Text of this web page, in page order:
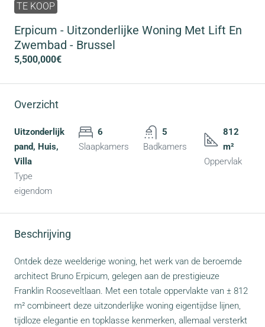
TE KOOP
Erpicum - Uitzonderlijke Woning Met Lift En
Zwembad - Brussel
5,500,000€
Overzicht
Uitzonderlijk
pand, Huis,
Villa
Type
eigendom
6
Slaapkamers
5
Badkamers
812
m²
Oppervlak
Beschrijving
Ontdek deze weelderige woning, het werk van de beroemde
architect Bruno Erpicum, gelegen aan de prestigieuze
Franklin Rooseveltlaan. Met een totale oppervlakte van ± 812
m² combineert deze uitzonderlijke woning eigentijdse lijnen,
tijdloze elegantie en topklasse kenmerken, allemaal versterkt